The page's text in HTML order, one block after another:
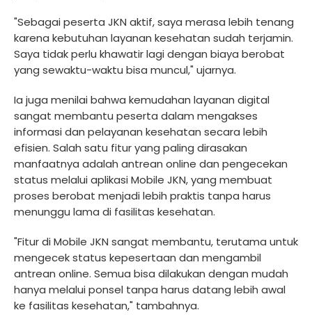
"Sebagai peserta JKN aktif, saya merasa lebih tenang
karena kebutuhan layanan kesehatan sudah terjamin.
Saya tidak perlu khawatir lagi dengan biaya berobat
yang sewaktu-waktu bisa muncul," ujarnya.
Ia juga menilai bahwa kemudahan layanan digital
sangat membantu peserta dalam mengakses
informasi dan pelayanan kesehatan secara lebih
efisien. Salah satu fitur yang paling dirasakan
manfaatnya adalah antrean online dan pengecekan
status melalui aplikasi Mobile JKN, yang membuat
proses berobat menjadi lebih praktis tanpa harus
menunggu lama di fasilitas kesehatan.
"Fitur di Mobile JKN sangat membantu, terutama untuk
mengecek status kepesertaan dan mengambil
antrean online. Semua bisa dilakukan dengan mudah
hanya melalui ponsel tanpa harus datang lebih awal
ke fasilitas kesehatan," tambahnya.